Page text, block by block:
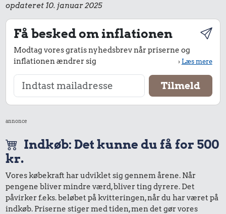
opdateret 10. januar 2025
Få besked om inflationen
Modtag vores gratis nyhedsbrev når priserne og
inflationen ændrer sig
›Læs mere
annonce
Indkøb: Det kunne du få for 500
kr.
Vores købekraft har udviklet sig gennem årene. Når
pengene bliver mindre værd, bliver ting dyrere. Det
påvirker f.eks. beløbet på kvitteringen, når du har været på
indkøb. Priserne stiger med tiden, men det gør vores